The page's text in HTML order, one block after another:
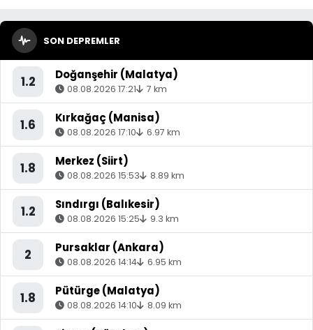
SON DEPREMLER
1.2 Doğanşehir (Malatya)
08.08.2026 17:21 7 km
1.6 Kırkağaç (Manisa)
08.08.2026 17:10 6.97 km
1.8 Merkez (Siirt)
08.08.2026 15:53 8.89 km
1.2 Sındırgı (Balıkesir)
08.08.2026 15:25 9.3 km
2 Pursaklar (Ankara)
08.08.2026 14:14 6.95 km
1.8 Pütürge (Malatya)
08.08.2026 14:10 8.09 km